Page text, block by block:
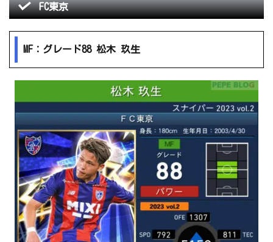
FC東京
MF：グレード88 松木 玖生